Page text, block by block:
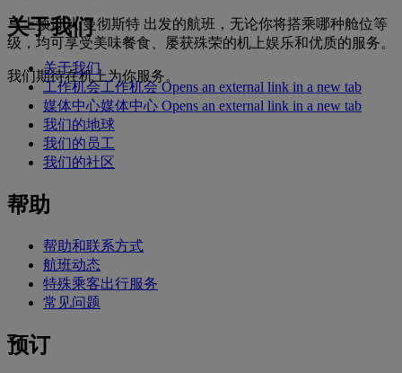
马上预订从 曼彻斯特 出发的航班，无论你将搭乘哪种舱位等
级，均可享受美味餐食、屡获殊荣的机上娱乐和优质的服务。
我们期待在机上为你服务。
关于我们
关于我们
工作机会工作机会 Opens an external link in a new tab
媒体中心媒体中心 Opens an external link in a new tab
我们的地球
我们的员工
我们的社区
帮助
帮助和联系方式
航班动态
特殊乘客出行服务
常见问题
预订